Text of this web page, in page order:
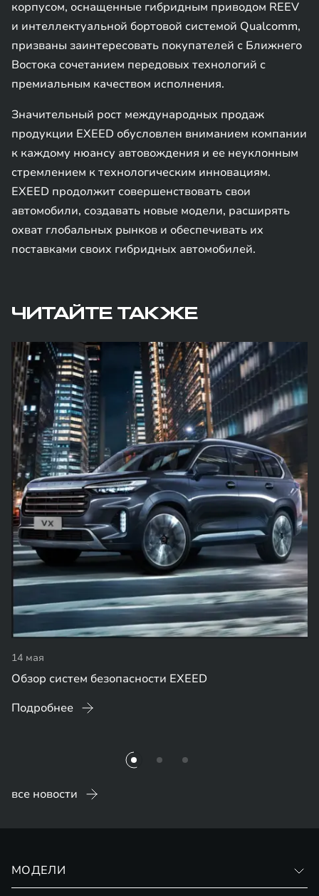
корпусом, оснащенные гибридным приводом REEV
и интеллектуальной бортовой системой Qualcomm,
призваны заинтересовать покупателей с Ближнего
Востока сочетанием передовых технологий с
премиальным качеством исполнения.
Значительный рост международных продаж
продукции EXEED обусловлен вниманием компании
к каждому нюансу автовождения и ее неуклонным
стремлением к технологическим инновациям.
EXEED продолжит совершенствовать свои
автомобили, создавать новые модели, расширять
охват глобальных рынков и обеспечивать их
поставками своих гибридных автомобилей.
ЧИТАЙТЕ ТАКЖЕ
14 мая
Обзор систем безопасности EXEED
Подробнее
все новости
МОДЕЛИ